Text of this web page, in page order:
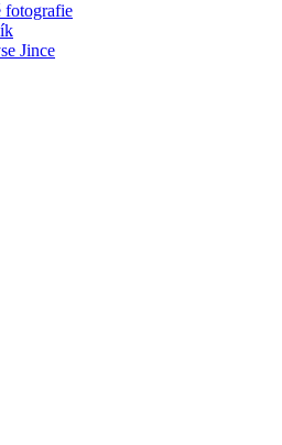
fotografie
Jince